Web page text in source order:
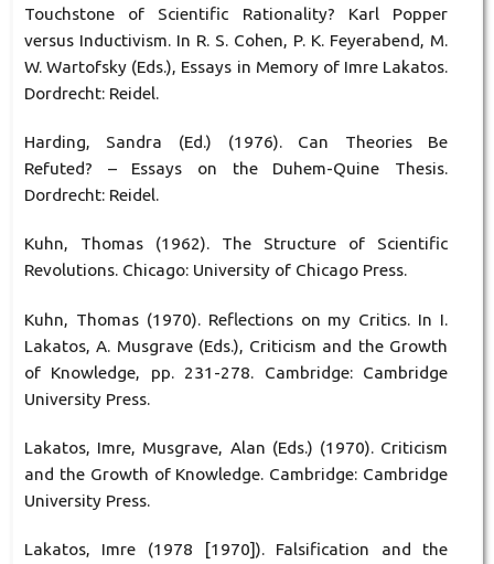
Touchstone of Scientific Rationality? Karl Popper
versus Inductivism. In R. S. Cohen, P. K. Feyerabend, M.
W. Wartofsky (Eds.), Essays in Memory of Imre Lakatos.
Dordrecht: Reidel.
Harding, Sandra (Ed.) (1976). Can Theories Be
Refuted? – Essays on the Duhem-Quine Thesis.
Dordrecht: Reidel.
Kuhn, Thomas (1962). The Structure of Scientific
Revolutions. Chicago: University of Chicago Press.
Kuhn, Thomas (1970). Reflections on my Critics. In I.
Lakatos, A. Musgrave (Eds.), Criticism and the Growth
of Knowledge, pp. 231-278. Cambridge: Cambridge
University Press.
Lakatos, Imre, Musgrave, Alan (Eds.) (1970). Criticism
and the Growth of Knowledge. Cambridge: Cambridge
University Press.
Lakatos, Imre (1978 [1970]). Falsification and the